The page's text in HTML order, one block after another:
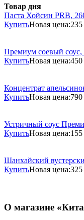
Товар дня
Паста Хойсин PRB,
КупитьНовая цена:235
Премиум соевый соус,
КупитьНовая цена:450
Концентрат
КупитьНовая цена:790
Устричный соус
КупитьНовая цена:155
Шанхайский
КупитьНовая цена:325
О магазине